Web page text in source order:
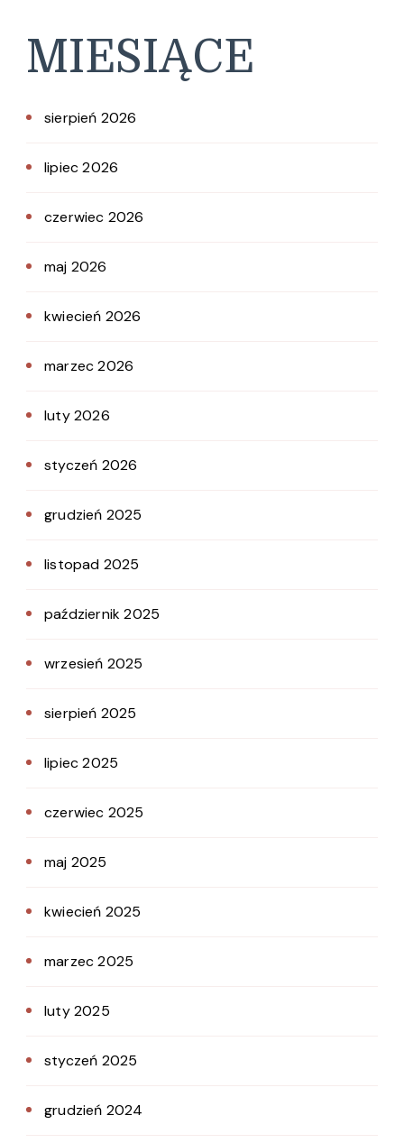
MIESIĄCE
sierpień 2026
lipiec 2026
czerwiec 2026
maj 2026
kwiecień 2026
marzec 2026
luty 2026
styczeń 2026
grudzień 2025
listopad 2025
październik 2025
wrzesień 2025
sierpień 2025
lipiec 2025
czerwiec 2025
maj 2025
kwiecień 2025
marzec 2025
luty 2025
styczeń 2025
grudzień 2024